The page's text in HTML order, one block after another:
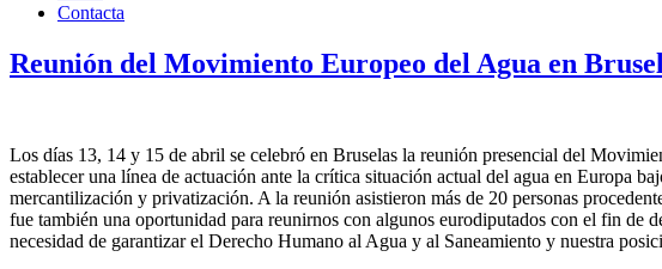
Contacta
Reunión del Movimiento Europeo del Agua en
Los días 13, 14 y 15 de abril se celebró en Bruselas la reunión presencial del
establecer una línea de actuación ante la crítica situación actual del agua en Europa
mercantilización y privatización. A la reunión asistieron más de 20 personas
fue también una oportunidad para reunirnos con algunos eurodiputados con el fin
necesidad de garantizar el Derecho Humano al Agua y al Saneamiento y nuestra